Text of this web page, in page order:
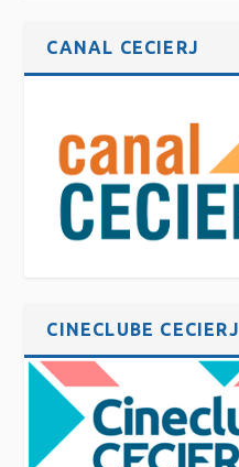
CANAL CECIERJ
CINECLUBE CECIERJ